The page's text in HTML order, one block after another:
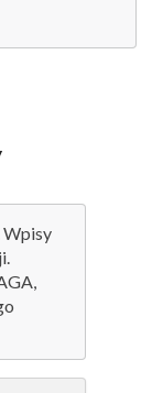
Wpisy